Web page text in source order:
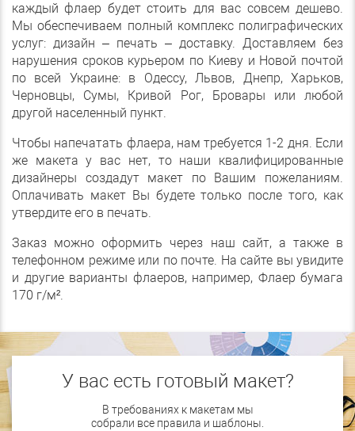
каждый флаер будет стоить для вас совсем дешево.
Мы обеспечиваем полный комплекс полиграфических
услуг: дизайн – печать – доставку. Доставляем без
нарушения сроков курьером по Киеву и Новой почтой
по всей Украине: в Одессу, Львов, Днепр, Харьков,
Черновцы, Сумы, Кривой Рог, Бровары или любой
другой населенный пункт.
Чтобы напечатать флаера, нам требуется 1-2 дня. Если
же макета у вас нет, то наши квалифицированные
дизайнеры создадут макет по Вашим пожеланиям.
Оплачивать макет Вы будете только после того, как
утвердите его в печать.
Заказ можно оформить через наш сайт, а также в
телефонном режиме или по почте. На сайте вы увидите
и другие варианты флаеров, например, Флаер бумага
170 г/м².
У вас есть готовый макет?
В требованиях к макетам мы
собрали все правила и шаблоны.